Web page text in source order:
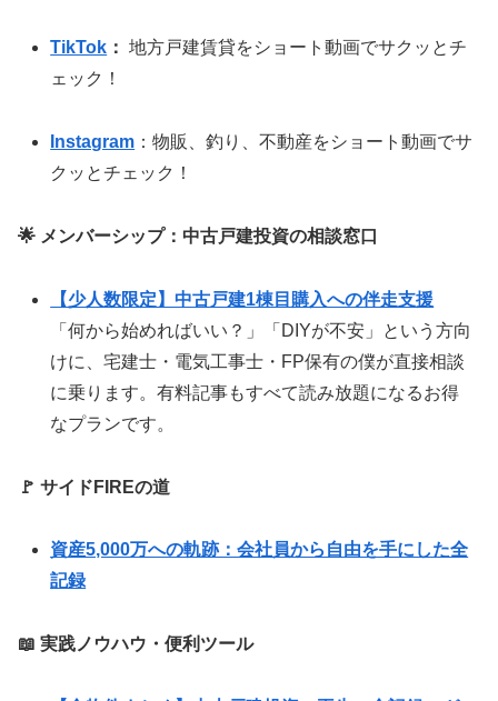
TikTok ： 地方戸建賃貸をショート動画でサクッとチ
ェック！
Instagram ：物販、釣り、不動産をショート動画でサ
クッとチェック！
🌟 メンバーシップ：中古戸建投資の相談窓口
【少人数限定】中古戸建1棟目購入への伴走支援
「何から始めればいい？」「DIYが不安」という方向
けに、宅建士・電気工事士・FP保有の僕が直接相談
に乗ります。有料記事もすべて読み放題になるお得
なプランです。
🚩 サイドFIREの道
資産5,000万への軌跡：会社員から自由を手にした全
記録
📖 実践ノウハウ・便利ツール